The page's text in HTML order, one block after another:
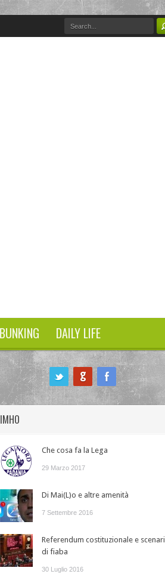
DAILY LIFE
IMHO
Che cosa fa la Lega
29 Marzo 2017
Di Mai(L)o e altre amenità
7 Settembre 2016
Referendum costituzionale e scenari
di fiaba
30 Luglio 2016